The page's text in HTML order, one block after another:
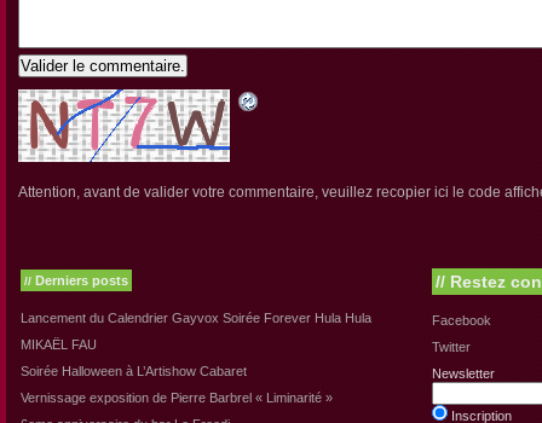
Valider le commentaire.
Attention, avant de valider votre commentaire, veuillez recopier ici le code
// Derniers posts
Lancement du Calendrier Gayvox Soirée Forever Hula Hula
MIKAËL FAU
Soirée Halloween à L’Artishow Cabaret
Vernissage exposition de Pierre Barbrel « Liminarité »
// Restez
Facebook
Twitter
Newsletter
Inscription